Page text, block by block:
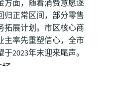
方面，随着消费意愿逐
归正常区间，部分零售
拓展计划。市区核心商
主率先重塑信心，全市
2023年末迎来尾声。
有所增加，经济增长